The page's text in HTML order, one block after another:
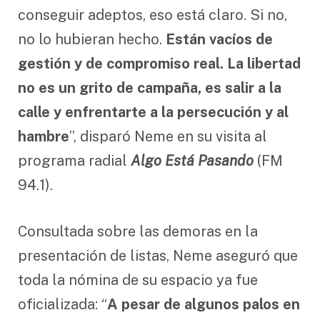
conseguir adeptos, eso está claro. Si no,
no lo hubieran hecho. Están vacíos de
gestión y de compromiso real. La libertad
no es un grito de campaña, es salir a la
calle y enfrentarte a la persecución y al
hambre”, disparó Neme en su visita al
programa radial Algo Está Pasando (FM
94.1).
Consultada sobre las demoras en la
presentación de listas, Neme aseguró que
toda la nómina de su espacio ya fue
oficializada: “A pesar de algunos palos en